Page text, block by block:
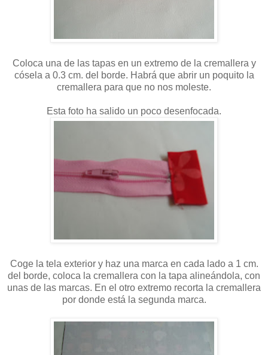
Coloca una de las tapas en un extremo de la cremallera y
cósela a 0.3 cm. del borde. Habrá que abrir un poquito la
cremallera para que no nos moleste.
Esta foto ha salido un poco desenfocada.
Coge la tela exterior y haz una marca en cada lado a 1 cm.
del borde, coloca la cremallera con la tapa alineándola, con
unas de las marcas. En el otro extremo recorta la cremallera
por donde está la segunda marca.